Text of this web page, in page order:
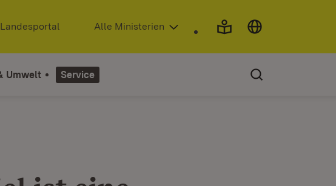
Extern:
Landesportal (Öffnet in neuem Fenster)
Alle Ministerien
Umwelt Service